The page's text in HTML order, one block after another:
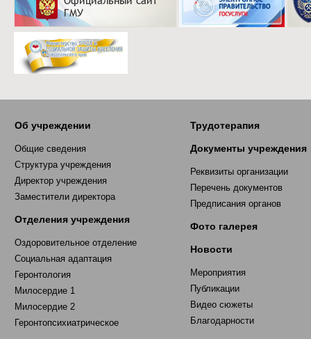
Об учреждении
Общие сведения
Структура учреждения
Директор учреждения
Заместители директора
Отделения учреждения
Оздоровительное отделение
Социальная адаптация
Геронтология
Милосердие 1
Милосердие 2
Геронтопсихиатрическое
Трудотерапия
Документы учреждения
Реквизиты организации
Перечень документов
Предписания органов
Фото галерея
Новости
Мероприятия
Публикации
Видео сюжеты
Благодарности